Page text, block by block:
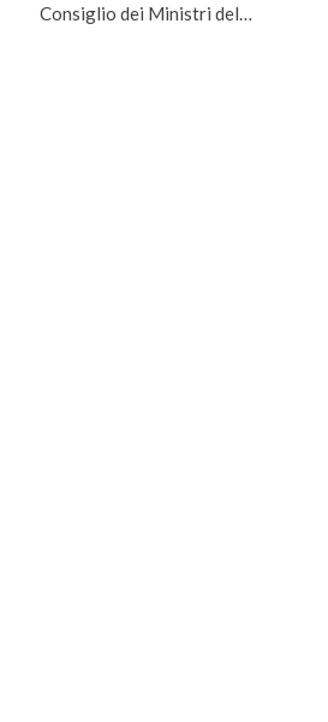
Consiglio dei Ministri del…